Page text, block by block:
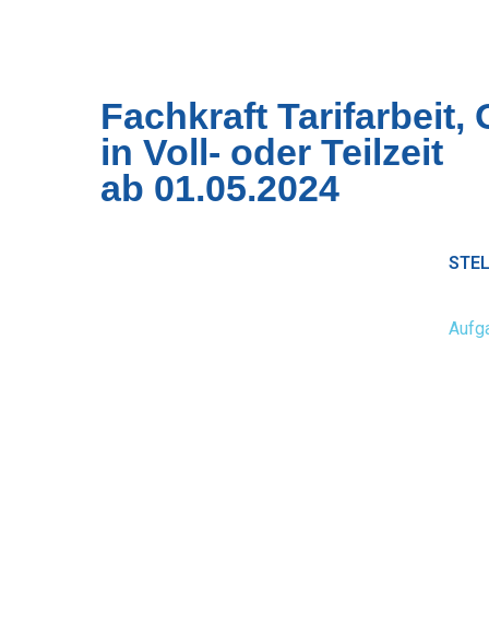
Fachkraft Tarifarbeit,
in Voll- oder Teilzeit
ab 01.05.2024